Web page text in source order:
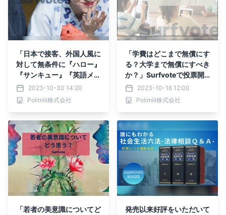
「日本で接客、外国人風に
対して無条件に『ハロー』
『サンキュー』『英語メニ
ュー』必要か？」Surfvot
eで投票開始
2023-10-30 14:20
Polimill株式会社
「学費はどこまで無償にす
る？大学まで無償にすべき
か？」Surfvoteで投票開
始
2023-10-16 12:00
Polimill株式会社
「若者の美意識についてど
発売以来好評をいただいて